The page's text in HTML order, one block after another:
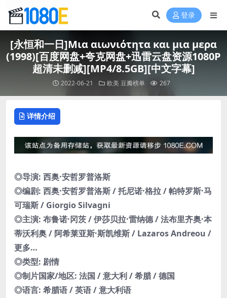
登录
[永恒和一日]Μια αιωνιότητα και μια μερα
(1998)[百度网盘+夸克网盘+迅雷云盘资源1080P
超清未删减][MP4/8.5GB][中文字幕]
2022-06-21 欧美豆瓣榜单 267
详情介绍
◎导演: 西奥·安哲罗普洛斯
◎编剧: 西奥·安哲罗普洛斯 / 托尼诺·格拉 / 帕特罗斯·马
可瑞斯 / Giorgio Silvagni
◎主演: 布鲁诺·冈茨 / 伊莎贝拉·雷纳德 / 法布里齐奥·本
蒂沃利奥 / 阿希莱亚斯·斯凯维斯 / Lazaros Andreou /
更多…
◎类型: 剧情
◎制片国家/地区: 法国 / 意大利 / 希腊 / 德国
◎语言: 希腊语 / 英语 / 意大利语